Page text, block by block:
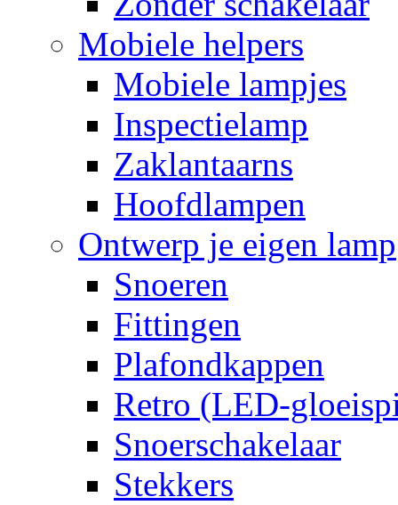
Mobiele helpers
Mobiele lampjes
Inspectielamp
Zaklantaarns
Hoofdlampen
Ontwerp je eigen lamp
Snoeren
Fittingen
Plafondkappen
Retro (LED-
Snoerschakelaar
Stekkers